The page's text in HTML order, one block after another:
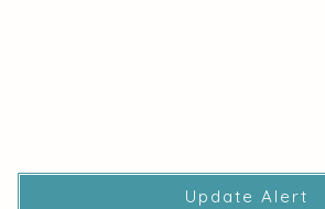
Update Alert